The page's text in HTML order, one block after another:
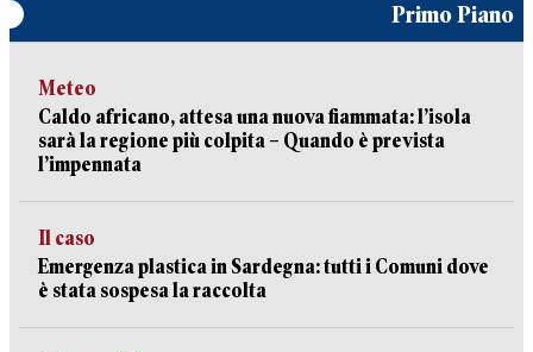
Primo Piano
Meteo
Caldo africano, attesa una nuova fiammata: l’isola
sarà la regione più colpita – Quando è prevista
l’impennata
Il caso
Emergenza plastica in Sardegna: tutti i Comuni dove
è stata sospesa la raccolta